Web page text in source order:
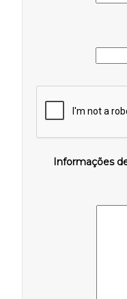
Informações